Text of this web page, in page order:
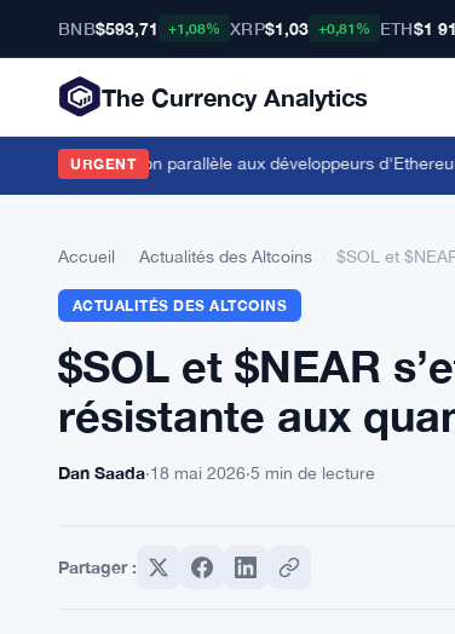
BNB$593,71 +1,08% XRP$1,03 +0,81% ETH$1
The Currency Analytics
URGENT
offre l'exécution parallèle aux développeurs d'Ethereum·
Accueil Actualités des Altcoins $SOL et
ACTUALITÉS DES ALTCOINS
$SOL et $NEAR
résistante aux
Dan Saada·18 mai 2026·5 min de lecture
Partager :